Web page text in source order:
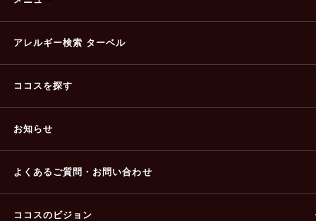
アレルギー検索 ターベル
ココスを探す
お知らせ
よくあるご質問・ お問い合わせ
ココスのビジョン